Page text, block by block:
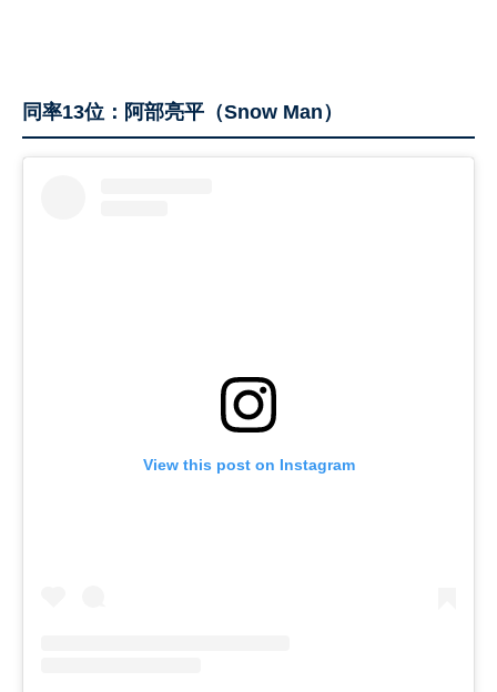
同率13位：阿部亮平（Snow Man）
View this post on Instagram